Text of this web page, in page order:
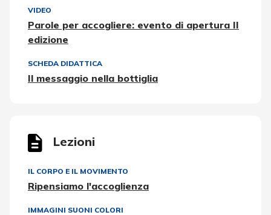
VIDEO
Parole per accogliere: evento di apertura II
edizione
SCHEDA DIDATTICA
Il messaggio nella bottiglia
Lezioni
IL CORPO E IL MOVIMENTO
Ripensiamo l'accoglienza
IMMAGINI SUONI COLORI